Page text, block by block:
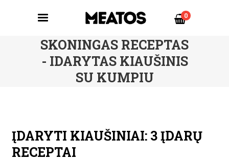
0
SKONINGAS RECEPTAS
- IDARYTAS KIAUŠINIS
SU KUMPIU
ĮDARYTI KIAUŠINIAI: 3 ĮDARŲ
RECEPTAI